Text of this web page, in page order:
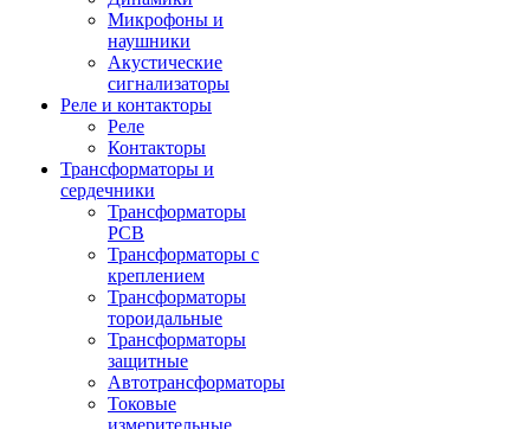
Микрофоны и
наушники
Акустические
сигнализаторы
Реле и контакторы
Реле
Контакторы
Трансформаторы и
сердечники
Трансформаторы
PCB
Трансформаторы с
креплением
Трансформаторы
тороидальные
Трансформаторы
защитные
Автотрансформаторы
Токовые
измерительные